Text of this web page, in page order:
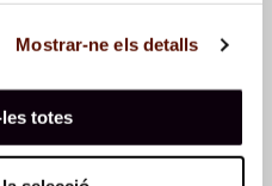
Mostrar-ne els detalls
totes
Dibuixos preparatoris
d'Ocell de nit, 1969